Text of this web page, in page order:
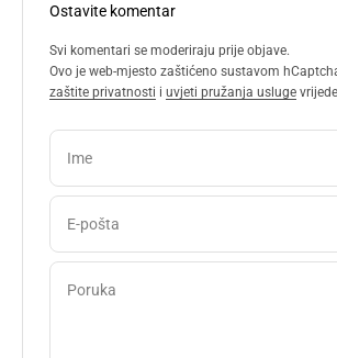
Ostavite komentar
Svi komentari se moderiraju prije objave.
Ovo je web-mjesto zaštićeno sustavom
zaštite privatnosti i uvjeti pružanja usluge
Ime
E-pošta
Poruka